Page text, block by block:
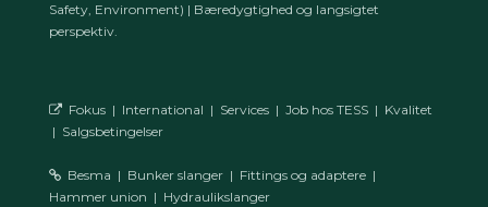
Safety, Environment) | Bæredygtighed og langsigtet
perspektiv.
Fokus| International | Services| Job hos TESS| Kvalitet
| Salgsbetingelser
Besma | Bunker slanger| Fittings og adaptere|
Hammer union | Hydraulikslanger